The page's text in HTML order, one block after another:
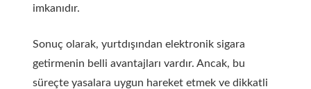
imkanıdır.
Sonuç olarak, yurtdışından elektronik sigara
getirmenin belli avantajları vardır. Ancak, bu
süreçte yasalara uygun hareket etmek ve dikkatli